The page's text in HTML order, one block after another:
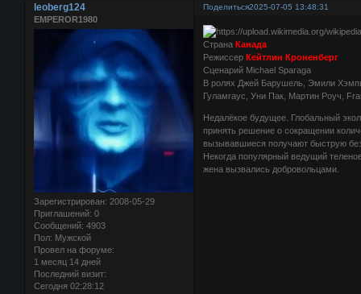
Поделиться2025-07-05 13:48:31
leoberg124
EMPEROR1980
Зарегистрирован: 2008-05-29
Приглашений: 0
Сообщений: 4903
Пол: Мужской
Провел на форуме:
1 месяц 14 дней
Последний визит:
Сегодня 02:28:12
СтранаКанада
РежиссерКейтлин Кроненберг
Сценарий Michael Sparaga
В ролях Джей Барушель, Эмили
Гуламгаус, Уни Пак, Мартин Роуч,
Недалёкое будущее. Глобальный
принять решение о сокращении
вызывавшиеся получают быструю
Некогда популярный ведущий
жена вызвались добровольцами.